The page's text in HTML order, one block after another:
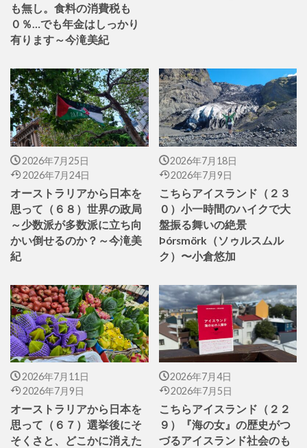
も無し。食料の消費税も
０％…でも年金はしっかり
有ります～今滝美紀
2026年7月25日
2026年7月24日
オーストラリアから日本を
思って（６８）世界の政局
～少数派が多数派に立ち向
かい倒せるのか？～今滝美
紀
2026年7月18日
2026年7月9日
こちらアイスランド（２３
０）小一時間のハイクで大
盤振る舞いの絶景
Þórsmörk（ソゥルスムル
ク）〜小倉悠加
2026年7月11日
2026年7月9日
オーストラリアから日本を
思って（６７）選挙後にそ
そくさと、どこかに消えた
2026年7月4日
2026年7月5日
こちらアイスランド（２２
９）『海の女』の歴史がつ
づるアイスランド社会のも